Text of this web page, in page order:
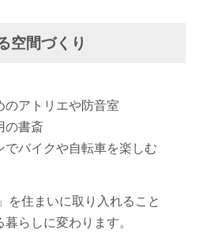
空間づくり
のアトリエや防音室
の書斎
でバイクや自転車を楽しむ
を住まいに取り入れること
らしに変わります。